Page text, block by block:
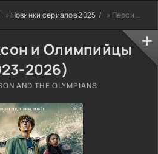
» Новинки сериалов 2025 » Перси Джексон и Олимпийцы (2023-2026)
и Олимпийцы
2026)
AND THE OLYMPIANS